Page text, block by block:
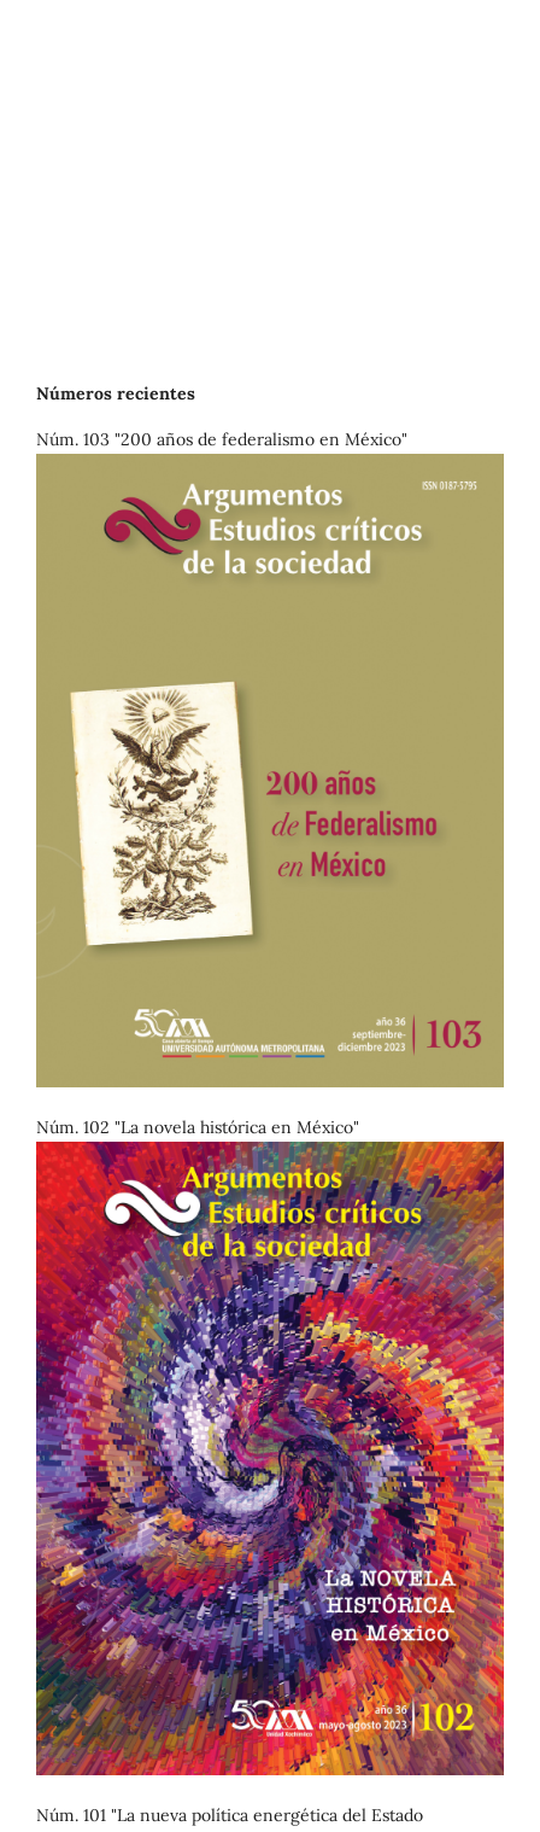
Números recientes
Núm. 103 "200 años de federalismo en México"
Núm. 102 "La novela histórica en México"
Núm. 101 "La nueva política energética del Estado